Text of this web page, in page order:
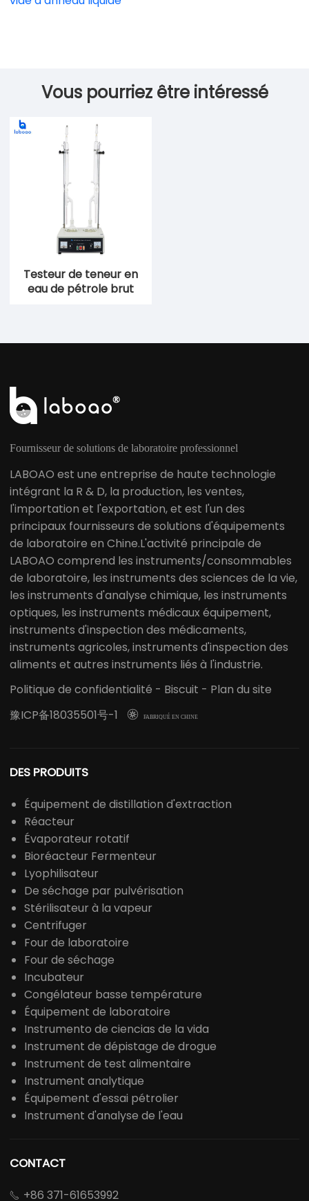
Vous pourriez être intéressé
Testeur de teneur en
eau de pétrole brut
Fournisseur de solutions de laboratoire professionnel
LABOAO est une entreprise de haute technologie
intégrant la R & D, la production, les ventes,
l'importation et l'exportation, et est l'un des
principaux fournisseurs de solutions d'équipements
de laboratoire en Chine.L'activité principale de
LABOAO comprend les instruments/consommables
de laboratoire, les instruments des sciences de la vie,
les instruments d'analyse chimique, les instruments
optiques, les instruments médicaux équipement,
instruments d'inspection des médicaments,
instruments agricoles, instruments d'inspection des
aliments et autres instruments liés à l'industrie.
Politique de confidentialité - Biscuit - Plan du site
豫ICP备18035501号-1
 FABRIQUÉ EN CHINE
DES PRODUITS
Équipement de distillation d'extraction
Réacteur
Évaporateur rotatif
Bioréacteur Fermenteur
Lyophilisateur
De séchage par pulvérisation
Stérilisateur à la vapeur
Centrifuger
Four de laboratoire
Four de séchage
Incubateur
Congélateur basse température
Équipement de laboratoire
Instrumento de ciencias de la vida
Instrument de dépistage de drogue
Instrument de test alimentaire
Instrument analytique
Équipement d'essai pétrolier
Instrument d'analyse de l'eau
CONTACT
 +86 371-61653992